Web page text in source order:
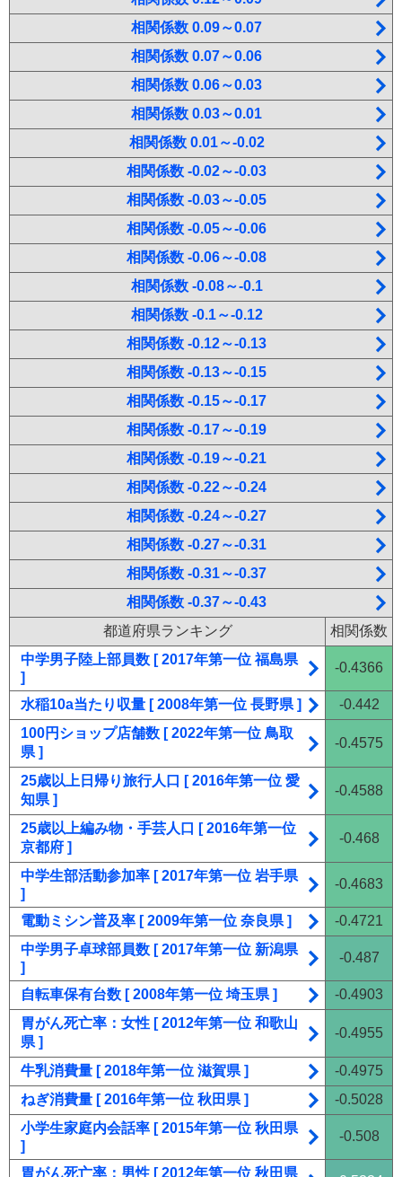
相関係数 0.09～0.07
相関係数 0.07～0.06
相関係数 0.06～0.03
相関係数 0.03～0.01
相関係数 0.01～-0.02
相関係数 -0.02～-0.03
相関係数 -0.03～-0.05
相関係数 -0.05～-0.06
相関係数 -0.06～-0.08
相関係数 -0.08～-0.1
相関係数 -0.1～-0.12
相関係数 -0.12～-0.13
相関係数 -0.13～-0.15
相関係数 -0.15～-0.17
相関係数 -0.17～-0.19
相関係数 -0.19～-0.21
相関係数 -0.22～-0.24
相関係数 -0.24～-0.27
相関係数 -0.27～-0.31
相関係数 -0.31～-0.37
相関係数 -0.37～-0.43
都道府県ランキング
相関係数
中学男子陸上部員数 [ 2017年第一位 福島県
]
-0.4366
水稲10a当たり収量 [ 2008年第一位 長野県 ]
-0.442
100円ショップ店舗数 [ 2022年第一位 鳥取
県 ]
-0.4575
25歳以上日帰り旅行人口 [ 2016年第一位 愛
知県 ]
-0.4588
25歳以上編み物・手芸人口 [ 2016年第一位
京都府 ]
-0.468
中学生部活動参加率 [ 2017年第一位 岩手県
]
-0.4683
電動ミシン普及率 [ 2009年第一位 奈良県 ]
-0.4721
中学男子卓球部員数 [ 2017年第一位 新潟県
]
-0.487
自転車保有台数 [ 2008年第一位 埼玉県 ]
-0.4903
胃がん死亡率：女性 [ 2012年第一位 和歌山
県 ]
-0.4955
牛乳消費量 [ 2018年第一位 滋賀県 ]
-0.4975
ねぎ消費量 [ 2016年第一位 秋田県 ]
-0.5028
小学生家庭内会話率 [ 2015年第一位 秋田県
]
-0.508
胃がん死亡率：男性 [ 2012年第一位 秋田県